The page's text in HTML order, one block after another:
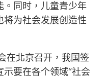
。同时，儿童青少年
将为社会发展创造性
在北京召开，我国签
要在各个领域“社会